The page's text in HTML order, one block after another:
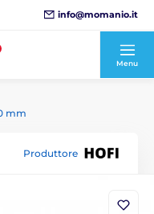
info@momanio.it
Menu
mm
Produttore